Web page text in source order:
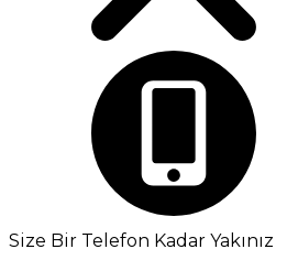
Size Bir Telefon Kadar Yakınız